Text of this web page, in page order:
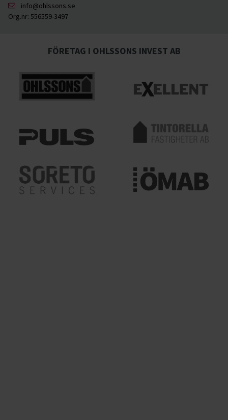
info@ohlssons.se
Org.nr: 556559-3497
FÖRETAG I OHLSSONS INVEST AB